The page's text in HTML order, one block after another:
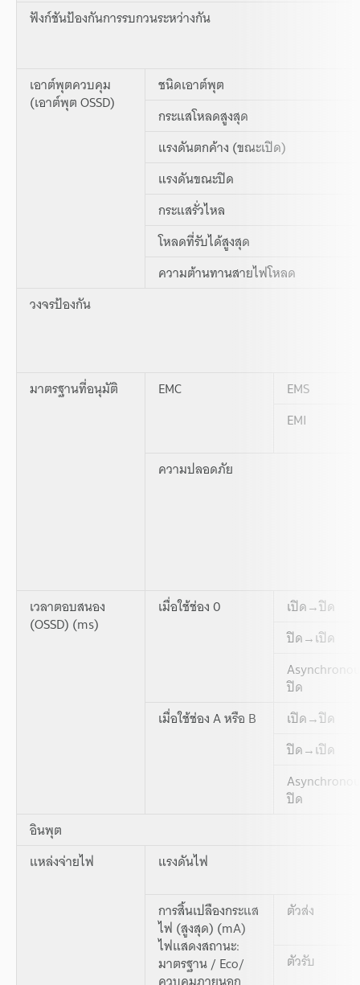
ฟังก์ชันป้องกันการรบกวนระหว่างกัน
เอาต์พุตควบคุม
(เอาต์พุต OSSD)
ชนิดเอาต์พุต
กระแสโหลดสูงสุด
แรงดันตกค้าง (ขณะเปิด)
แรงดันขณะปิด
กระแสรั่วไหล
โหลดที่รับได้สูงสุด
ความต้านทานสายไฟโหลด
วงจรป้องกัน
มาตรฐานที่อนุมัติ EMC
EMS
EMI
ความปลอดภัย
เวลาตอบสนอง
(OSSD) (ms)
เมื่อใช้ช่อง 0
เปิด→ปิด
ปิด→เปิด
ปิด
เมื่อใช้ช่อง A หรือ B
เปิด→ปิด
ปิด→เปิด
ปิด
อินพุต
แหล่งจ่ายไฟ
แรงดันไฟ
การสิ้นเปลืองกระแส
ไฟ (สูงสุด) (mA)
ไฟแสดงสถานะ:
มาตรฐาน / Eco/
ตัวส่ง
ตัวรับ